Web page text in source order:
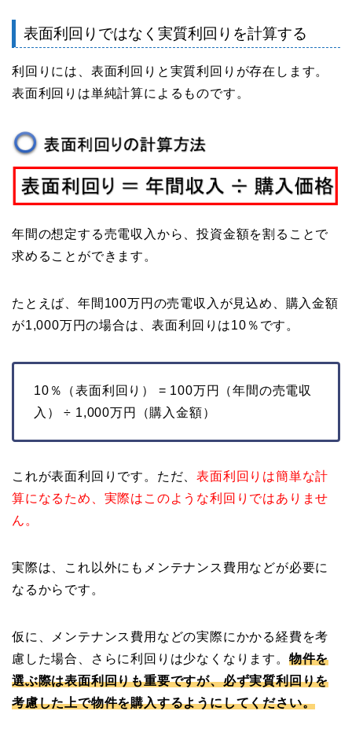
表面利回りではなく実質利回りを計算する
利回りには、表面利回りと実質利回りが存在します。
表面利回りは単純計算によるものです。
年間の想定する売電収入から、投資金額を割ることで
求めることができます。
たとえば、年間100万円の売電収入が見込め、購入金額
が1,000万円の場合は、表面利回りは10％です。
10％（表面利回り） = 100万円（年間の売電収
入） ÷ 1,000万円（購入金額）
これが表面利回りです。ただ、表面利回りは簡単な計
算になるため、実際はこのような利回りではありませ
ん。
実際は、これ以外にもメンテナンス費用などが必要に
なるからです。
仮に、メンテナンス費用などの実際にかかる経費を考
慮した場合、さらに利回りは少なくなります。 物件を
選ぶ際は表面利回りも重要ですが、必ず実質利回りを
考慮した上で物件を購入するようにしてください。